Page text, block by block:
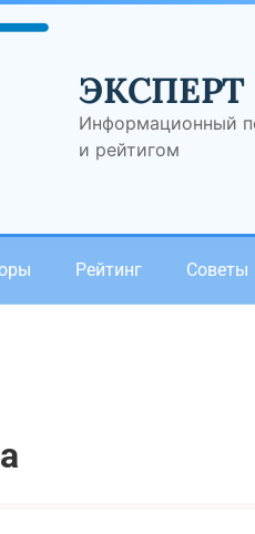
Информационный
и рейтигом
Рейтинг Советы